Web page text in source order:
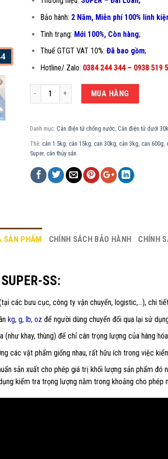
Bảo hành: 2 Năm, Miễn phí 100% linh
Tình trạng: Mới 100%, Còn hàng;
Thuế GTGT VAT 10%: Đã bao gồm;
Hotline/ Zalo: 0384 244 344 – 0938 519
CÂN ĐIỆN TỬ CHỐNG NƯỚC SUPER-SS số lượng
MUA HÀNG
Danh mục: Cân điện tử chống nước, Cân điện tử dưới
Thẻ: cân 1.5kg, cân 15kg, can 30kg, cân 3kg, can 600g,
Super, cân thủy sản
SẢN PHẨM CHÍNH SÁCH BẢO HÀNH CHÍNH
SS:
các bưu cục, công ty vận chuyển, logistic,…), chi
kg, g, lb, oz để người dùng chuyển đổi qua lại sử
khay, thùng) để chỉ cân trọng lượng của hàng
các vật phẩm giống nhau, rất hữu ích trong việc
sản xuất cho phép giá trị khối lượng sản phẩm
kiểm tra trọng lượng nằm trong khoảng cho phép